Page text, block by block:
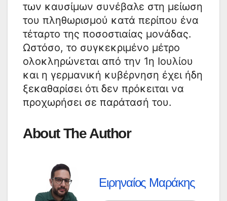
των καυσίμων συνέβαλε στη μείωση
του πληθωρισμού κατά περίπου ένα
τέταρτο της ποσοστιαίας μονάδας.
Ωστόσο, το συγκεκριμένο μέτρο
ολοκληρώνεται από την 1η Ιουλίου
και η γερμανική κυβέρνηση έχει ήδη
ξεκαθαρίσει ότι δεν πρόκειται να
προχωρήσει σε παράτασή του.
About The Author
Ειρηναίος Μαράκης